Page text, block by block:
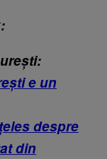
e un
despre
din